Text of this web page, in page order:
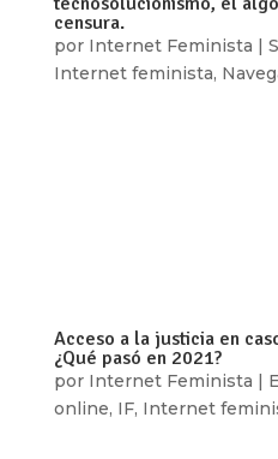
censura.
por Internet Feminista |
Internet feminista,
Acceso a la justicia en
¿Qué pasó en 2021?
por Internet Feminista |
online, IF, Internet